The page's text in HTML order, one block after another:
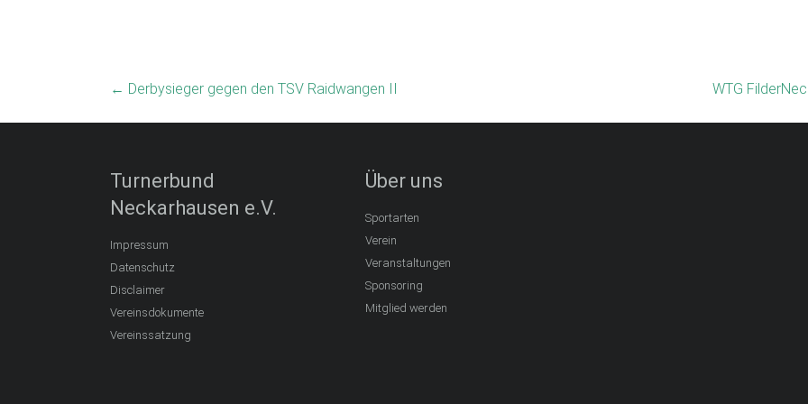
← Derbysieger gegen den TSV Raidwangen II WTG
Turnerbund
Neckarhausen e.V.
Impressum
Datenschutz
Disclaimer
Vereinsdokumente
Vereinssatzung
Über uns
Sportarten
Verein
Veranstaltungen
Sponsoring
Mitglied werden